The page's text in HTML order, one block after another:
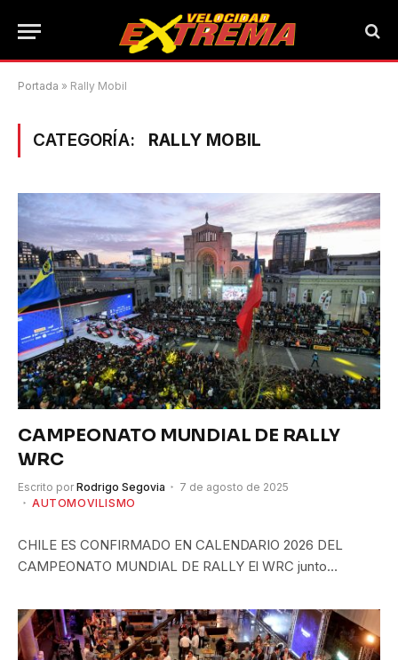
Portada » Rally Mobil
CATEGORÍA: RALLY MOBIL
CAMPEONATO MUNDIAL DE RALLY
WRC
Escrito por Rodrigo Segovia
7 de agosto de 2025
AUTOMOVILISMO
CHILE ES CONFIRMADO EN CALENDARIO 2026 DEL
CAMPEONATO MUNDIAL DE RALLY El WRC junto…